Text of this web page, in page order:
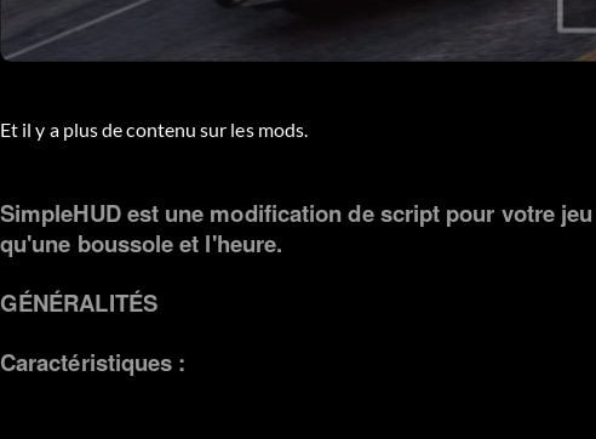
Et il y a plus de contenu sur les mods.
SimpleHUD est une modification de script pour votre
qu'une boussole et l'heure.
GÉNÉRALITÉS
Caractéristiques :